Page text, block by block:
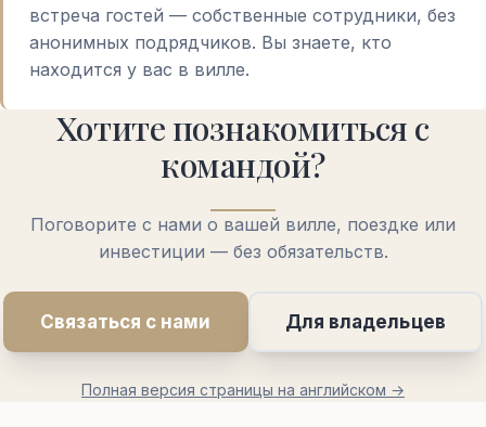
встреча гостей — собственные сотрудники, без
анонимных подрядчиков. Вы знаете, кто
находится у вас в вилле.
Хотите познакомиться с
командой?
Поговорите с нами о вашей вилле, поездке или
инвестиции — без обязательств.
Связаться с нами Для владельцев
Полная версия страницы на английском →